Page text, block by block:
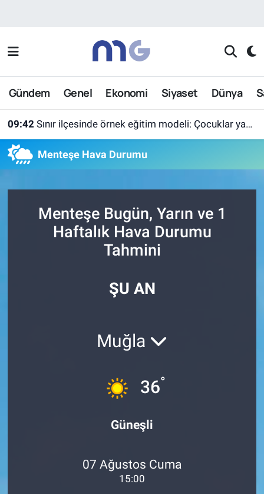
Gündem Genel Ekonomi Siyaset Dünya
09:42 Sınır ilçesinde örnek eğitim modeli: Çocuklar yazın ekran yerine etkinlikleri seçti
Menteşe Hava Durumu
Menteşe Bugün, Yarın ve 1
Haftalık Hava Durumu
Tahmini
ŞU AN
Muğla
36°
Güneşli
07 Ağustos Cuma
15:00
Nöbetçi Eczaneler
Hava Durumu
Son Dakika Haberleri